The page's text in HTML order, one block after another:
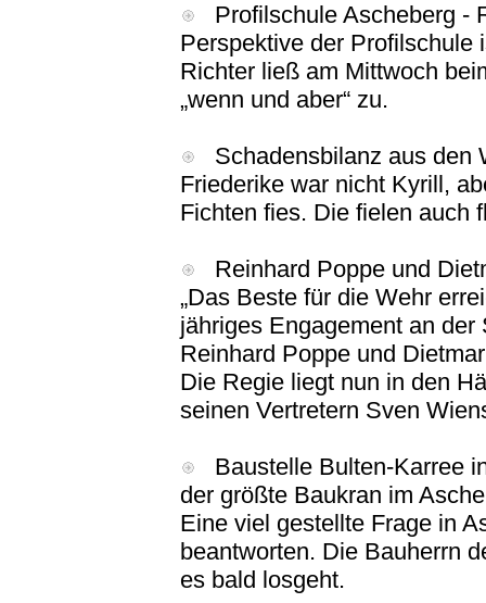
Profilschule Ascheberg -
Perspektive der Profilschule
Richter ließ am Mittwoch
„wenn und aber“ zu.
Schadensbilanz aus den
Friederike war nicht Kyrill,
Fichten fies. Die fielen auch
Reinhard Poppe und
„Das Beste für die Wehr
jähriges Engagement an
Reinhard Poppe und
Die Regie liegt nun in den
seinen Vertretern Sven
Baustelle Bulten-Karree
der größte Baukran im
Eine viel gestellte Frage in
beantworten. Die Bauherrn
es bald losgeht.